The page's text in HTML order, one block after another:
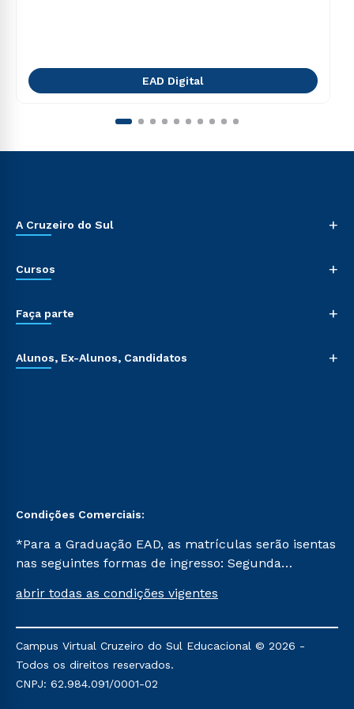
EAD Digital
A Cruzeiro do Sul +
Cursos +
Faça parte +
Alunos, Ex-Alunos, Candidatos +
Condições Comerciais:
*Para a Graduação EAD, as matrículas serão isentas
nas seguintes formas de ingresso: Segunda
Já para as demais, a taxa de matrícula será de R$
mencionadas são referentes aos cursos: Ensino
Religioso, Geografia para a Docência e Metodologia
do Ensino de História: Questões Atuais.
abrir todas as condições vigentes
Campus Virtual Cruzeiro do Sul Educacional © 2026 -
Todos os direitos reservados.
CNPJ: 62.984.091/0001-02